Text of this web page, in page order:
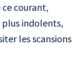
ce courant,
plus indolents,
les scansions